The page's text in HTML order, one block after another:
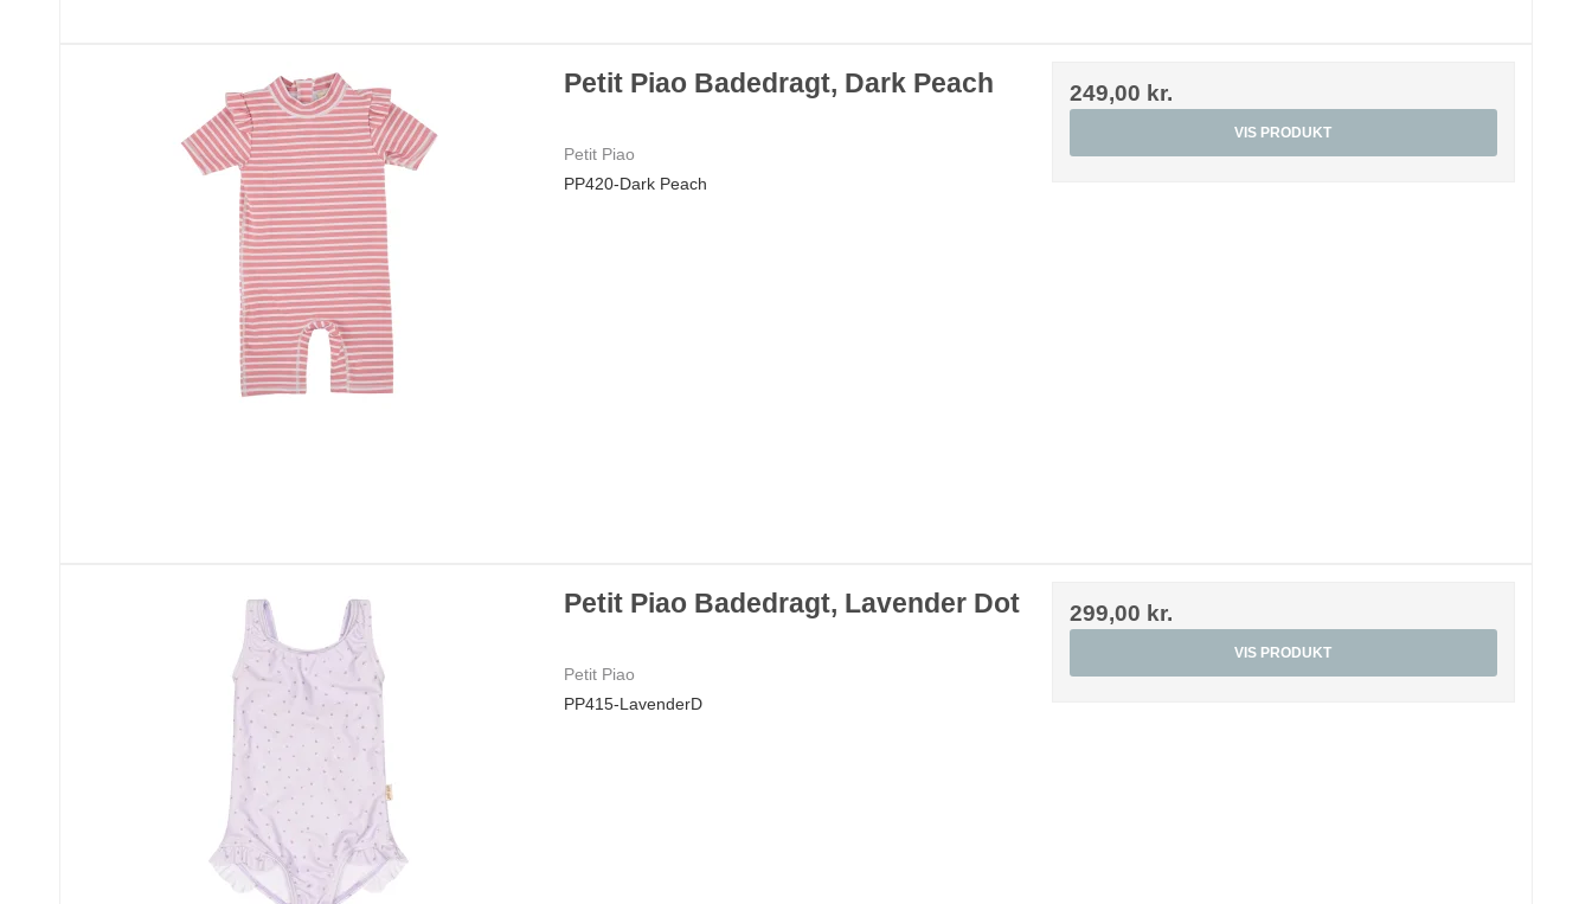
Petit Piao Badedragt, Dark Peach
Petit Piao
PP420-Dark Peach
249,00 kr.
VIS PRODUKT
Petit Piao Badedragt, Lavender Dot
Petit Piao
PP415-LavenderD
299,00 kr.
VIS PRODUKT